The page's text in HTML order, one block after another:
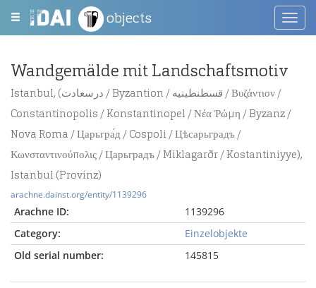
objects
Wandgemälde mit Landschaftsmotiv
Istanbul, (درسعادت / Byzantion / قسطنطينيه / Βυζάντιον /
Constantinopolis / Konstantinopel / Νέα Ῥώμη / Byzanz /
Nova Roma / Царьгра́д / Cospoli / Цѣсарьградъ /
Κωνσταντινούπολις / Царьградъ / Miklagarðr / Kostantiniyye),
Istanbul (Provinz)
arachne.dainst.org/entity/1139296
Arachne ID:
1139296
Category:
Einzelobjekte
Old serial number:
145815